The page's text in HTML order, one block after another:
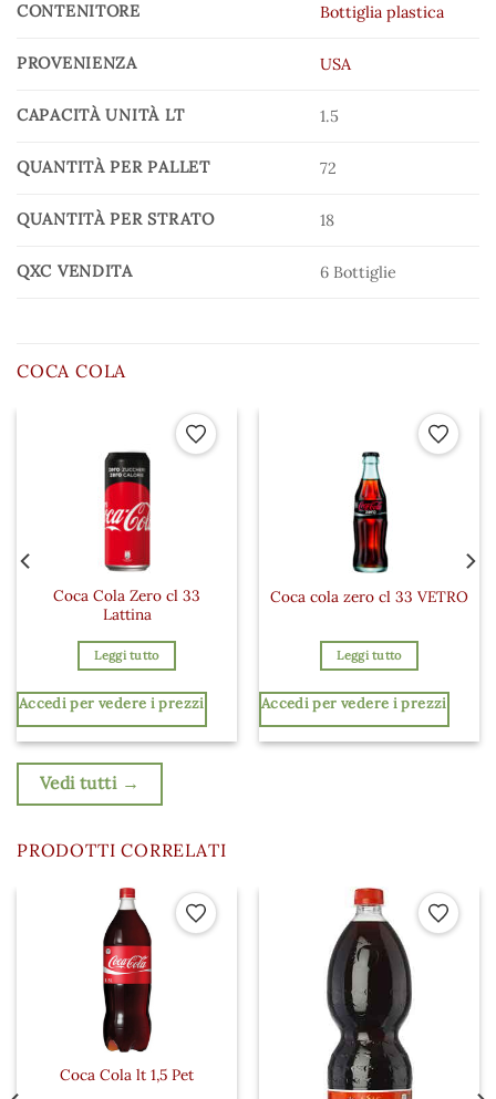
CONTENITORE Bottiglia plastica
PROVENIENZA USA
CAPACITÀ UNITÀ LT 1.5
QUANTITÀ PER PALLET 72
QUANTITÀ PER STRATO 18
QXC VENDITA 6 Bottiglie
COCA COLA
Aggiungi ai preferiti
Coca Cola Zero cl 33
Lattina
Leggi tutto
Accedi per vedere i prezzi
Coca cola zero cl 33 VETRO
Leggi tutto
Accedi per vedere i prezzi
Vedi tutti →
PRODOTTI CORRELATI
Aggiungi ai preferiti
Coca Cola lt 1,5 Pet